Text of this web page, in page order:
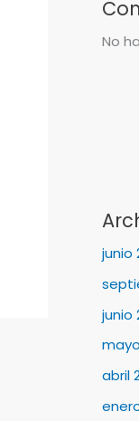
No
junio
junio
abril